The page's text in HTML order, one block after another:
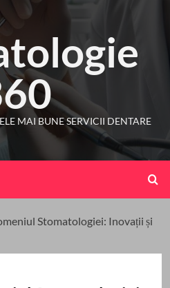
MAI BUNE SERVICII DENTARE
Stomatologiei: Inovații și